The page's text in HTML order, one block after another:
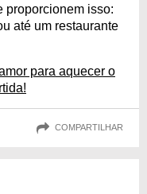
proporcionem isso:
até um restaurante
para aquecer o
COMPARTILHAR